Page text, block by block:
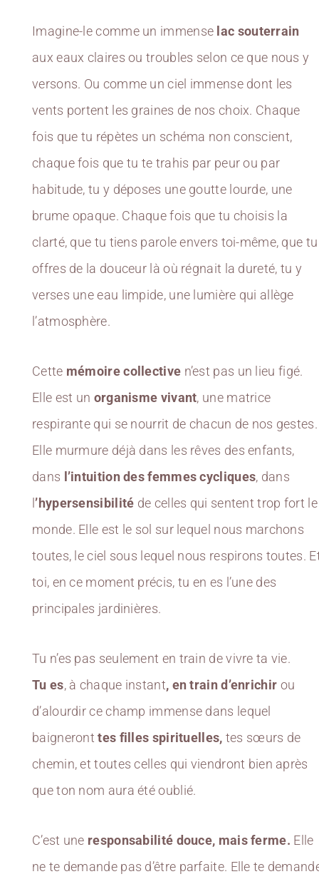
Imagine-le comme un immense lac souterrain
aux eaux claires ou troubles selon ce que nous y
versons. Ou comme un ciel immense dont les
vents portent les graines de nos choix. Chaque
fois que tu répètes un schéma non conscient,
chaque fois que tu te trahis par peur ou par
habitude, tu y déposes une goutte lourde, une
brume opaque. Chaque fois que tu choisis la
clarté, que tu tiens parole envers toi-même, que tu
offres de la douceur là où régnait la dureté, tu y
verses une eau limpide, une lumière qui allège
l’atmosphère.
Cette mémoire collective n’est pas un lieu figé.
Elle est un organisme vivant, une matrice
respirante qui se nourrit de chacun de nos gestes.
Elle murmure déjà dans les rêves des enfants,
dans l’intuition des femmes cycliques, dans
l’hypersensibilité de celles qui sentent trop fort le
monde. Elle est le sol sur lequel nous marchons
toutes, le ciel sous lequel nous respirons toutes.
toi, en ce moment précis, tu en es l’une des
principales jardinières.
Tu n’es pas seulement en train de vivre ta vie.
Tu es, à chaque instant, en train d’enrichir ou
d’alourdir ce champ immense dans lequel
baigneronttes filles spirituelles, tes sœurs de
chemin, et toutes celles qui viendront bien après
que ton nom aura été oublié.
C’est une responsabilité douce, mais ferme. Elle
ne te demande pas d’être parfaite. Elle te